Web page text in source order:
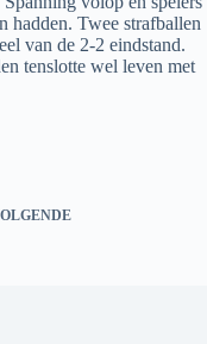
hadden. Twee strafballen
van de 2-2 eindstand.
tenslotte wel leven met